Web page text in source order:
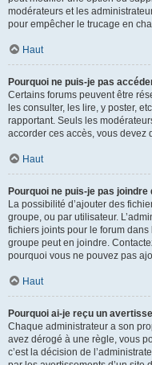
modérateurs et les
pour empêcher le trucage en
Haut
Pourquoi ne puis-je pas
Certains forums peuvent être
les consulter, les lire, y poster,
rapportant. Seuls les
accorder ces accès, vous devez
Haut
Pourquoi ne puis-je pas
La possibilité d’ajouter des
groupe, ou par utilisateur.
fichiers joints pour le forum
groupe peut en joindre.
pourquoi vous ne pouvez pas
Haut
Pourquoi ai-je reçu un
Chaque administrateur a son
avez dérogé à une règle, vous
c’est la décision de